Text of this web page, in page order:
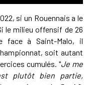
si un Rouennais a le
le milieu offensif de 26
face à Saint-Malo, il
soit autant
cumulés. "Je me
plutôt bien partie,